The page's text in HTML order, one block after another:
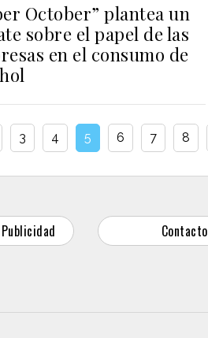
October” plantea un
sobre el papel de las
en el consumo de
3 4 5 6 7 8
Contacto